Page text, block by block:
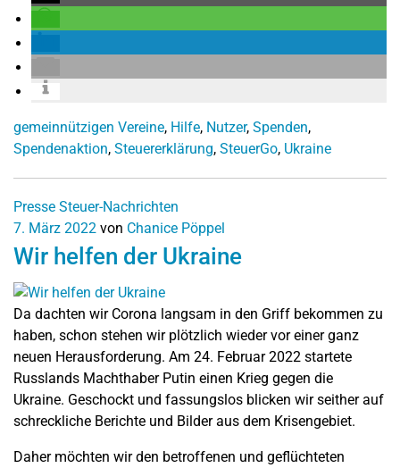
gemeinnützigen Vereine, Hilfe, Nutzer, Spenden,
Spendenaktion, Steuererklärung, SteuerGo, Ukraine
Presse Steuer-Nachrichten
7. März 2022 von Chanice Pöppel
Wir helfen der Ukraine
Da dachten wir Corona langsam in den Griff bekommen zu
haben, schon stehen wir plötzlich wieder vor einer ganz
neuen Herausforderung. Am 24. Februar 2022 startete
Russlands Machthaber Putin einen Krieg gegen die
Ukraine. Geschockt und fassungslos blicken wir seither auf
schreckliche Berichte und Bilder aus dem Krisengebiet.
Daher möchten wir den betroffenen und geflüchteten